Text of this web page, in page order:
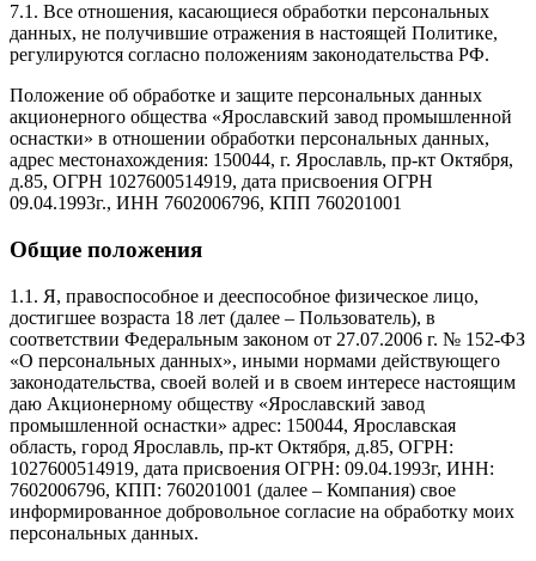
7.1. Все отношения, касающиеся обработки персональных
данных, не получившие отражения в настоящей Политике,
регулируются согласно положениям законодательства РФ.
Положение об обработке и защите персональных данных
акционерного общества «Ярославский завод промышленной
оснастки» в отношении обработки персональных данных,
адрес местонахождения: 150044, г. Ярославль, пр-кт Октября,
д.85, ОГРН 1027600514919, дата присвоения ОГРН
09.04.1993г., ИНН 7602006796, КПП 760201001
Общие положения
1.1. Я, правоспособное и дееспособное физическое лицо,
достигшее возраста 18 лет (далее – Пользователь), в
соответствии Федеральным законом от 27.07.2006 г. № 152-ФЗ
«О персональных данных», иными нормами действующего
законодательства, своей волей и в своем интересе настоящим
даю Акционерному обществу «Ярославский завод
промышленной оснастки» адрес: 150044, Ярославская
область, город Ярославль, пр-кт Октября, д.85, ОГРН:
1027600514919, дата присвоения ОГРН: 09.04.1993г, ИНН:
7602006796, КПП: 760201001 (далее – Компания) свое
информированное добровольное согласие на обработку моих
персональных данных.